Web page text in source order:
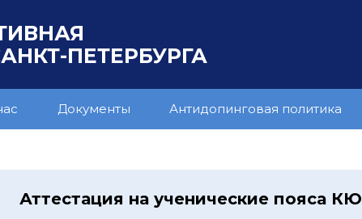
ПЕТЕРБУРГА
Документы Антидопинговая политика
Аттестация на ученические пояса КЮ